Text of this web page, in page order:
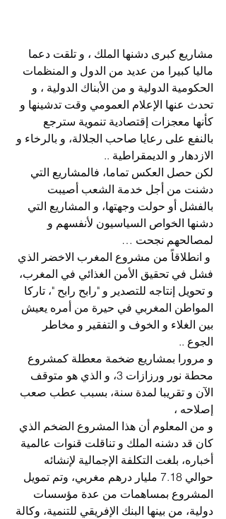
مشاريع كبرى دشنها الملك ، و تلقت دعما
ماليا كبيرا من عديد من الدول و المنظمات
الحكومية الدولية و من الأبناك الدولية ، و
تحدث عنها الإعلام العمومي وقت تدشينها و
كأنها معجزات إقتصادية تنموية سترجع
بالنفع على رعايا صاحب الجلالة، و بالرخاء و
الازدهار و الديمقراطية ..
لكن حصل العكس تماما، فالمشاريع التي
دشنت من أجل خدمة الشعب أصيبت
بالفشل أو حولت وجهتها، و المشاريع التي
دشنها الخواص السياسيون لأنفسهم و
لمصالحهم نجحت …
و انطلاقاً من مشروع المغرب الاخضر الذي
فشل في تحقيق الأمن الغذائي في المغرب،
و تحويل إنتاجه للتصدير و "رابح رابح "، تاركا
المواطن المغربي في حيرة من أمره يعيش
بين الغلاء و الخوف و التفقير و مخاطر
الجوع ..
و مرورا بمشاريع ضخمة معطلة كمشروع
محطة نور ورزازات 3، و الذي هو متوقف
الآن و تقريبا لمدة سنة، بسبب عطب صعب
إصلاحه ،
و من المعلوم أن هذا المشروع الضخم الذي
كان قد دشنه الملك و تناقلت قنوات عالمية
أخباره، بلغت التكلفة الإجمالية لإنشائه
حوالي 7.18 مليار درهم مغربي، وتم تمويل
المشروع بمساهمات من عدة مؤسسات
دولية، من بينها البنك الإفريقي للتنمية، وكالة